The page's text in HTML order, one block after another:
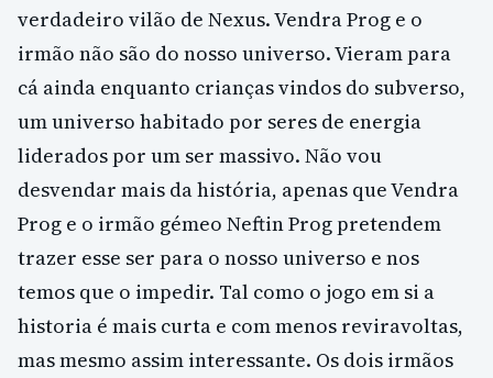
verdadeiro vilão de Nexus. Vendra Prog e o
irmão não são do nosso universo. Vieram para
cá ainda enquanto crianças vindos do subverso,
um universo habitado por seres de energia
liderados por um ser massivo. Não vou
desvendar mais da história, apenas que Vendra
Prog e o irmão gémeo Neftin Prog pretendem
trazer esse ser para o nosso universo e nos
temos que o impedir. Tal como o jogo em si a
historia é mais curta e com menos reviravoltas,
mas mesmo assim interessante. Os dois irmãos